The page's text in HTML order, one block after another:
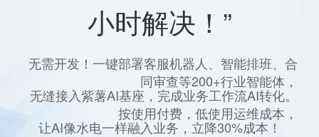
小时解决！”
无需开发！一键部署客服机器人、智能排班、合
同审查等200+行业智能体，
无缝接入紫薯AI基座，完成业务工作流AI转化。
按使用付费，低使用运维成本，
让AI像水电一样融入业务，立降30%成本！